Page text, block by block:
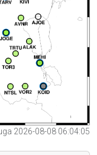
2026-08-08 06:04:05